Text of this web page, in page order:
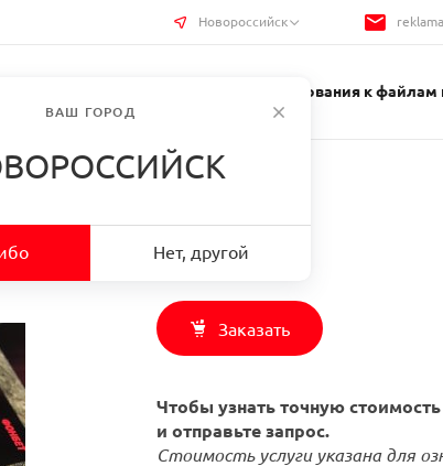
Новороссийск
Требования к файлам
в г. Новороссийск
Новороссийск
Заказать
Чтобы узнать точную
и отправьте запрос.
Стоимость услуги указана для
ВАШ ГОРОД
Нет, другой